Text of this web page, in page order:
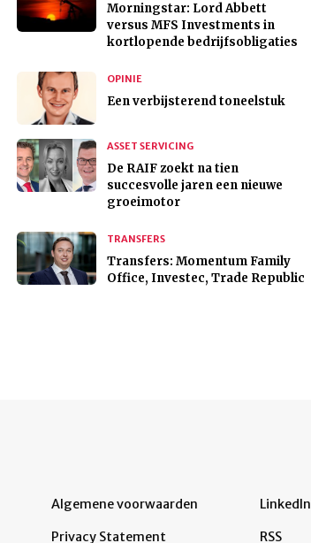
Morningstar: Lord Abbett
versus MFS Investments in
kortlopende bedrijfsobligaties
OPINIE
Een verbijsterend toneelstuk
ASSET SERVICING
De RAIF zoekt na tien
succesvolle jaren een nieuwe
groeimotor
TRANSFERS
Transfers: Momentum Family
Office, Investec, Trade Republic
Algemene voorwaarden
Privacy Statement
LinkedIn
RSS